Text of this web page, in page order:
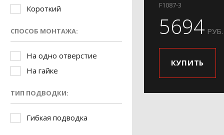
Короткий
СПОСОБ МОНТАЖА:
На одно отверстие
На гайке
ТИП ПОДВОДКИ:
Гибкая подводка
F1087-3
5694 РУБ.
КУПИТЬ